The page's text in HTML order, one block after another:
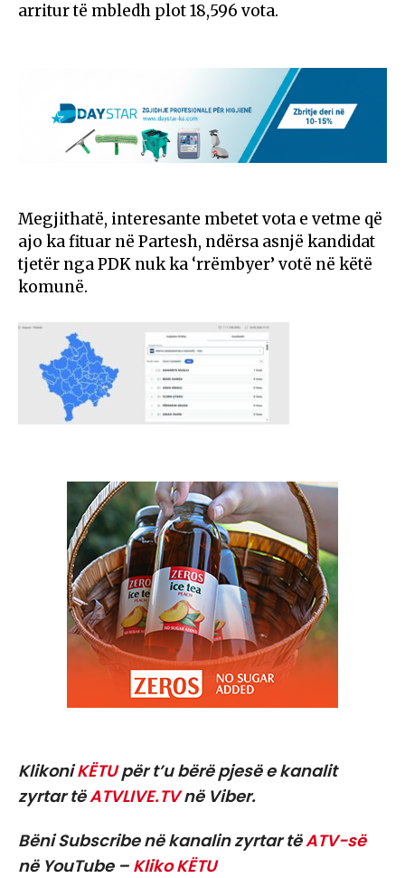
arritur të mbledh plot 18,596 vota.
Megjithatë, interesante mbetet vota e vetme që
ajo ka fituar në Partesh, ndërsa asnjë kandidat
tjetër nga PDK nuk ka ‘rrëmbyer’ votë në këtë
komunë.
KlikoniKËTUpër t’u bërë pjesë e kanalit
zyrtar tëATVLIVE.TVnë Viber.
Bëni Subscribe në kanalin zyrtar tëATV-së
në YouTube – Kliko KËTU